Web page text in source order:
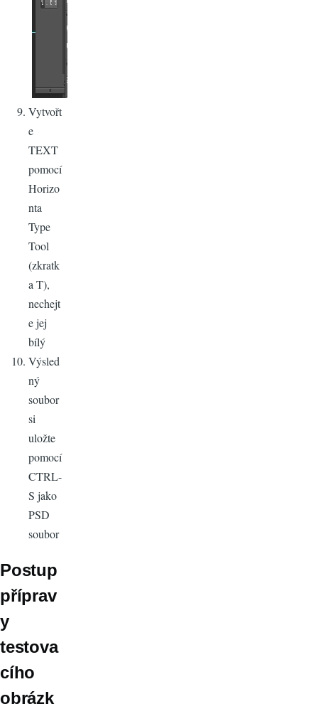
Vytvořt
e
TEXT
pomocí
Horizo
nta
Type
Tool
(zkratk
a T),
nechejt
e jej
bílý
Výsled
ný
soubor
si
uložte
pomocí
CTRL-
S jako
PSD
soubor
Postup
příprav
y
testova
cího
obrázk